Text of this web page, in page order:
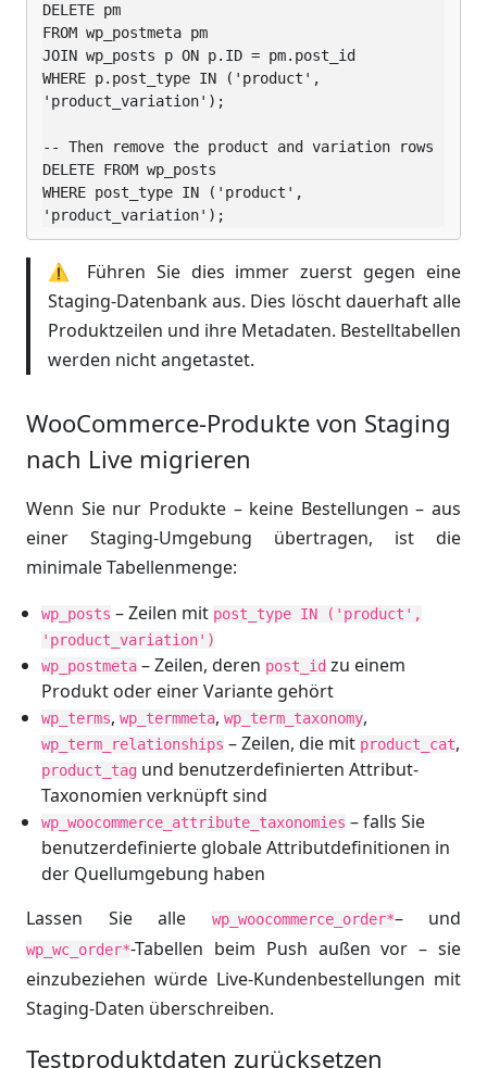
DELETE pm
FROM wp_postmeta pm
JOIN wp_posts p ON p.ID = pm.post_id
WHERE p.post_type IN ('product',
'product_variation');
-- Then remove the product and variation rows
DELETE FROM wp_posts
WHERE post_type IN ('product',
'product_variation');
⚠️ Führen Sie dies immer zuerst gegen eine
Staging-Datenbank aus. Dies löscht dauerhaft alle
Produktzeilen und ihre Metadaten. Bestelltabellen
werden nicht angetastet.
WooCommerce-Produkte von Staging
nach Live migrieren
Wenn Sie nur Produkte – keine Bestellungen – aus
einer Staging-Umgebung übertragen, ist die
minimale Tabellenmenge:
wp_posts – Zeilen mit post_type IN ('product',
'product_variation')
wp_postmeta – Zeilen, deren post_id zu einem
Produkt oder einer Variante gehört
wp_terms,wp_termmeta,wp_term_taxonomy,
wp_term_relationships – Zeilen, die mit product_cat,
product_tag und benutzerdefinierten Attribut-
Taxonomien verknüpft sind
wp_woocommerce_attribute_taxonomies – falls Sie
benutzerdefinierte globale Attributdefinitionen in
der Quellumgebung haben
Lassen Sie alle
wp_woocommerce_order*– und
wp_wc_order*-Tabellen beim Push außen vor – sie
einzubeziehen würde Live-Kundenbestellungen mit
Staging-Daten überschreiben.
Testproduktdaten zurücksetzen